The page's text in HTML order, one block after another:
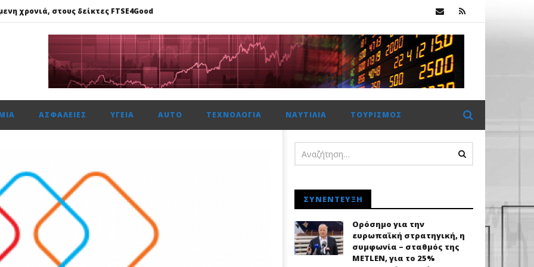
χρονιά, στους δείκτες FTSE4Good
κερδών περιόρισε τη δυναμική στο Χρηματιστήριο Αθηνών
Στα €393 εκατ. τα κέρδη, στα €734 εκατ. τα EBITDA
χρονιά, στους δείκτες FTSE4Good
ΑΣΦΆΛΕΙΕΣ ΥΓΕΊΑ AUTO ΤΕΧΝΟΛΟΓΊΑ ΝΑΥΤΙΛΊΑ ΤΟΥΡΙΣΜΌΣ
ΣΥΝΈΝΤΕΥΞΗ
Ορόσημο για την
ευρωπαϊκή στρατηγική, η
συμφωνία – σταθμός της
METLEN, για το 25%